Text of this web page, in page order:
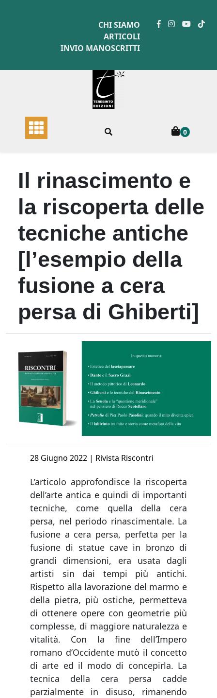
CHI SIAMO
ARTICOLI
INVIO MANOSCRITTI
0
Il rinascimento e
la riscoperta delle
tecniche antiche
[l’esempio della
fusione a cera
persa di Ghiberti]
Posted
28 Giugno 2022 | Rivista Riscontri
L’articolo approfondisce la riscoperta
dell’arte antica e quindi di importanti
tecniche, come quella della cera
persa, nel periodo rinascimentale. La
fusione a cera persa, perfetta per la
fusione di statue cave in bronzo di
grandi dimensioni, era usata dagli
artisti sin dai tempi più antichi.
Rispetto alla lavorazione del marmo e
della pietra, più ostiche, permetteva
di ottenere opere con geometrie più
complesse, di maggiore naturalezza e
vitalità. Con la fine dell’Impero
romano d’Occidente mutò il concetto
di arte ed il modo di concepirla. La
tecnica della cera persa cadde
parzialmente in disuso, rimanendo